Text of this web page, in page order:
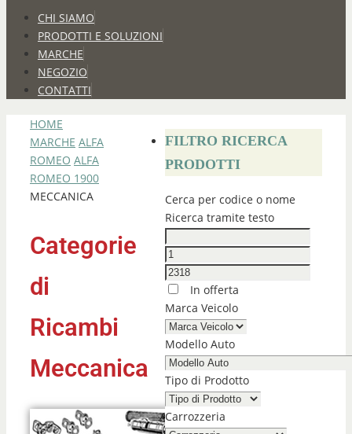
CHI SIAMO
PRODOTTI E SOLUZIONI
MARCHE
NEGOZIO
CONTATTI
HOME
MARCHE ALFA
ROMEO ALFA
ROMEO 1900
MECCANICA
Categorie
di
Ricambi
Meccanica
FILTRO RICERCA
PRODOTTI
Cerca per codice o nome
Ricerca tramite testo
In offerta
Marca Veicolo
Modello Auto
Tipo di Prodotto
Carrozzeria